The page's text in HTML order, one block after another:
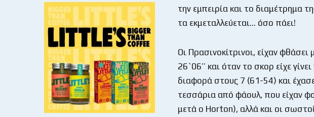
την εμπειρία και το διαμέτρημα
τα εκμεταλλεύεται… όσο πάει!
Οι Πρασινοκίτρινοι, είχαν
26`06’’ και όταν το σκορ είχε
διαφορά στους 7 (61-54) και
τεσσάρια από φάουλ, που είχαν
μετά ο Horton), αλλά και οι